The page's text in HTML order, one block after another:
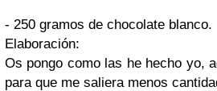
- 250 gramos de chocolate blanco.
Elaboración:
Os pongo como las he hecho yo,
para que me saliera menos